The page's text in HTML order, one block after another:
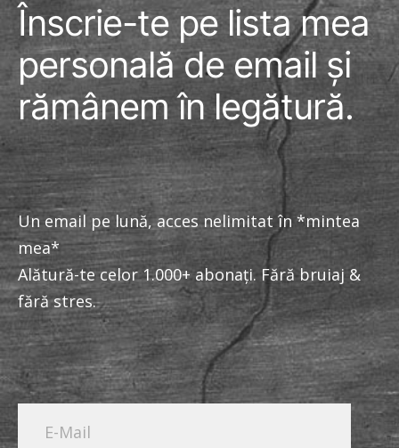
Înscrie-te pe lista mea
personală de email și
rămânem în legătură.
Un email pe lună, acces nelimitat în *mintea
mea*
Alătură-te celor 1.000+ abonați. Fără bruiaj &
fără stres.